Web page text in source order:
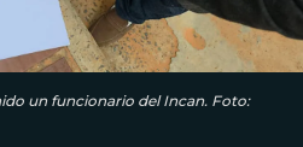
un funcionario del Incan. Foto: